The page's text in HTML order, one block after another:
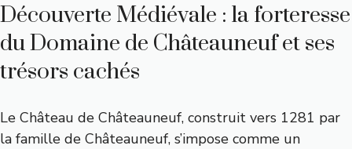
Découverte Médiévale : la forteresse
du Domaine de Châteauneuf et ses
trésors cachés
Le Château de Châteauneuf, construit vers 1281 par
la famille de Châteauneuf, s’impose comme un